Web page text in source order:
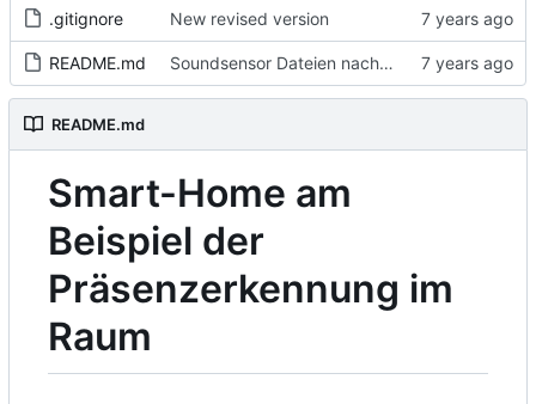
.gitignore New revised version
README.md Soundsensor Dateien nach arduino verschoben
README.md
Smart-Home am
Beispiel der
Präsenzerkennung im
Raum